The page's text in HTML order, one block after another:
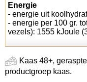
Energie
- energie uit
- energie per 100 gr.
vezels): 1555 kJoule
Kaas 48+,
productgroep kaas.